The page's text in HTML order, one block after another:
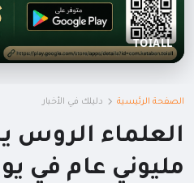
TOIALL
الصفحة الرئيسية دليلك في الأخبار
العلماء الروس
مليوني عام في